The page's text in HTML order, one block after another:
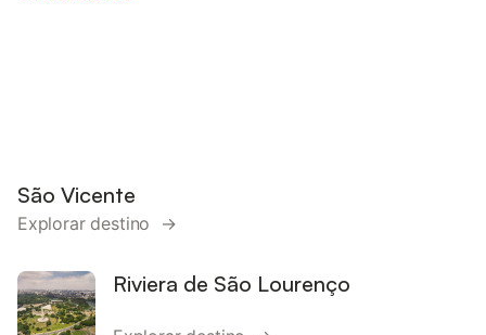
São Vicente
Explorar destino →
Riviera de São Lourenço